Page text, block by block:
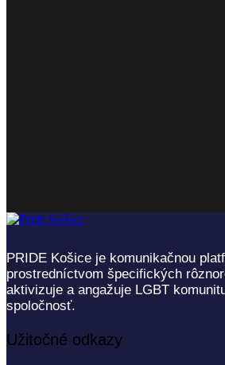
PRIDE Košice je komunikačnou
prostredníctvom špecifických
aktivizuje a angažuje LGBT
spoločnosť.
Užitočné odkazy